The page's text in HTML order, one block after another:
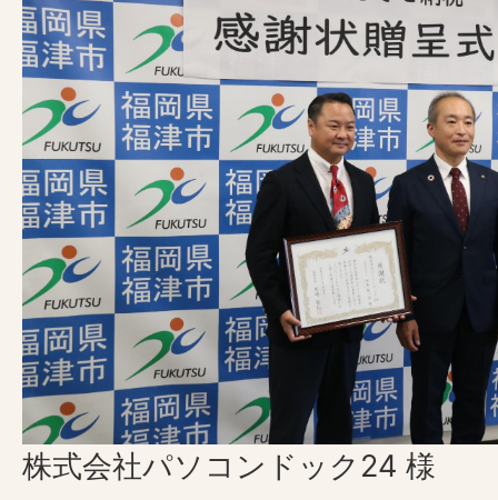
株式会社パソコンドック24 様